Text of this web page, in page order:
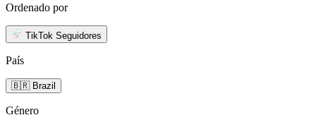
Ordenado por
TikTok Seguidores
País
🇧🇷 Brazil
Género